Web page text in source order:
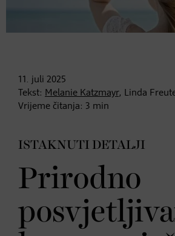
11. juli 2025
Tekst: Melanie Katzmayr, Linda
Vrijeme čitanja: 3 min
ISTAKNUTI DETALJI
Prirodno